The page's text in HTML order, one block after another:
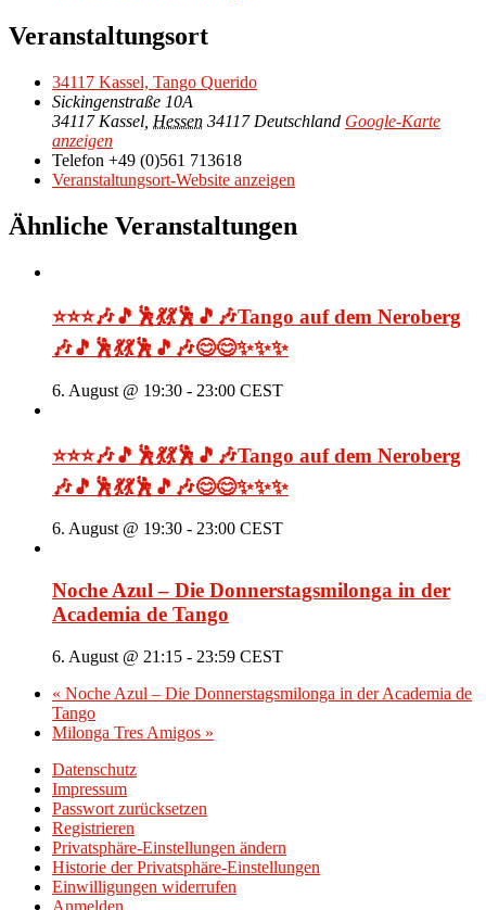
Veranstaltungsort
34117 Kassel, Tango Querido
Sickingenstraße 10A
34117 Kassel Hessen 34117 Deutschland Google-Karte
anzeigen
Telefon +49 (0)561 713618
Veranstaltungsort-Website anzeigen
Ähnliche Veranstaltungen
⭐⭐⭐🎶🎵🕺💃💃🕺🎵🎶Tango auf dem Neroberg
🎶🎵🕺💃💃🕺🎵🎶😊😊✨✨✨
6. August @ 19:30 - 23:00 CEST
⭐⭐⭐🎶🎵🕺💃💃🕺🎵🎶Tango auf dem Neroberg
🎶🎵🕺💃💃🕺🎵🎶😊😊✨✨✨
6. August @ 19:30 - 23:00 CEST
Noche Azul – Die Donnerstagsmilonga in der
Academia de Tango
6. August @ 21:15 - 23:59 CEST
« Noche Azul – Die Donnerstagsmilonga in der Academia de
Tango
Milonga Tres Amigos »
Datenschutz
Impressum
Passwort zurücksetzen
Registrieren
Privatsphäre-Einstellungen ändern
Historie der Privatsphäre-Einstellungen
Einwilligungen widerrufen
Anmelden